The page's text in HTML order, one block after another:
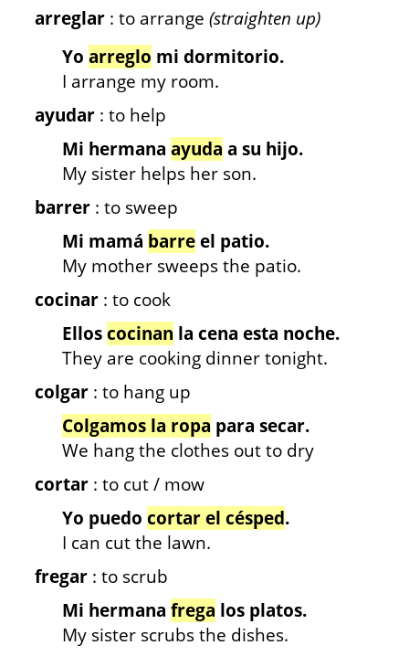
arreglar : to arrange (straighten up)
Yo arreglo mi dormitorio.
I arrange my room.
ayudar : to help
Mi hermana ayuda a su hijo.
My sister helps her son.
barrer : to sweep
Mi mamá barreel patio.
My mother sweeps the patio.
cocinar : to cook
Elloscocinan la cena esta noche.
They are cooking dinner tonight.
colgar : to hang up
Colgamos la ropa para secar.
We hang the clothes out to dry
cortar : to cut / mow
Yo puedo cortar el césped.
I can cut the lawn.
fregar : to scrub
Mi hermana frega los platos.
My sister scrubs the dishes.